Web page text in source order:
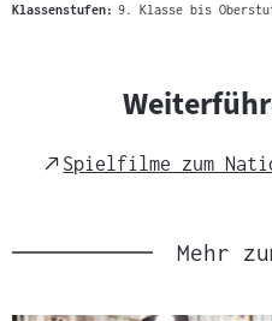
Klassenstufen: 9. Klasse bis
External
Spielfilme zum
Mehr